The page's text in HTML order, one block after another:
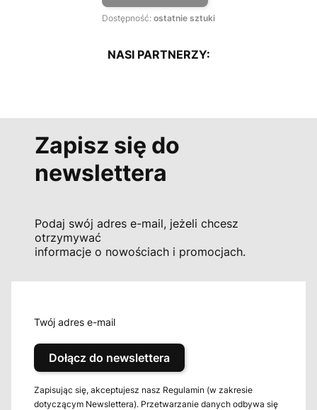
Dostępność: ostatnie sztuki
NASI PARTNERZY:
Zapisz się do
newslettera
Podaj swój adres e-mail, jeżeli chcesz
otrzymywać
informacje o nowościach i promocjach.
Twój adres e-mail
Dołącz do newslettera
Zapisując się, akceptujesz nasz Regulamin (w zakresie
dotyczącym Newslettera). Przetwarzanie danych odbywa się